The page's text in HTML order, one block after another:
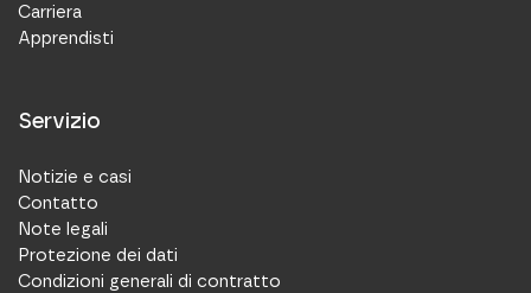
Carriera
Apprendisti
Servizio
Notizie e casi
Contatto
Note legali
Protezione dei dati
Condizioni generali di contratto